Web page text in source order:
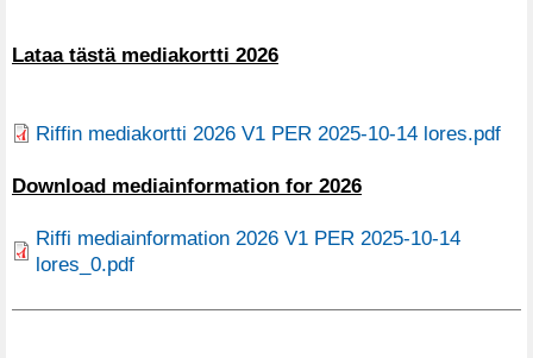
Lataa tästä mediakortti 2026
Riffin mediakortti 2026 V1 PER 2025-10-14 lores.pdf
Download mediainformation for 2026
Riffi mediainformation 2026 V1 PER 2025-10-14
lores_0.pdf